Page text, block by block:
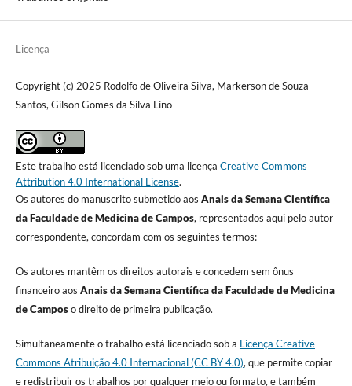
Licença
Copyright (c) 2025 Rodolfo de Oliveira Silva, Markerson de Souza
Santos, Gilson Gomes da Silva Lino
Este trabalho está licenciado sob uma licença Creative Commons
Attribution 4.0 International License.
Os autores do manuscrito submetido aos Anais da Semana Científica
da Faculdade de Medicina de Campos, representados aqui pelo autor
correspondente, concordam com os seguintes termos:
Os autores mantêm os direitos autorais e concedem sem ônus
financeiro aos Anais da Semana Científica da Faculdade de Medicina
de Camposo direito de primeira publicação.
Simultaneamente o trabalho está licenciado sob a Licença Creative
Commons Atribuição 4.0 Internacional (CC BY 4.0), que permite copiar
e redistribuir os trabalhos por qualquer meio ou formato, e também